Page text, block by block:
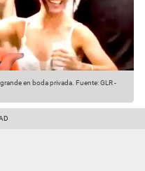
en boda privada. Fuente: GLR-